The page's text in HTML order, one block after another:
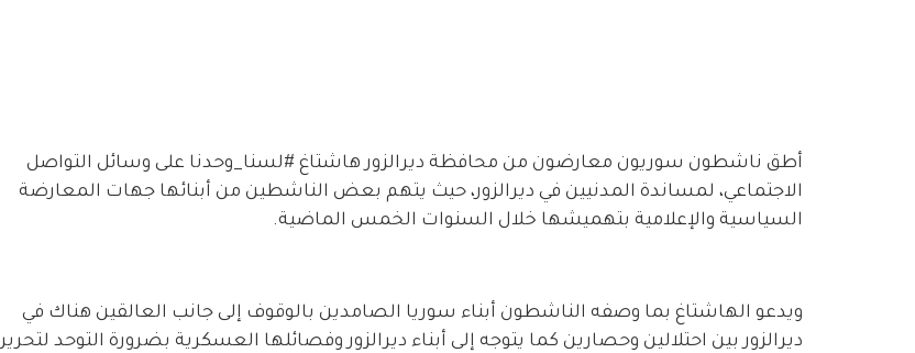
أطق ناشطون سوريون معارضون من محافظة ديرالزور هاشتاغ #‏لسنا_وحدنا على وسائل التواصل
الاجتماعي، لمساندة المدنيين في ديرالزور، حيث يتهم بعض الناشطين من أبنائها جهات المعارضة
السياسية والإعلامية بتهميشها خلال السنوات الخمس الماضية.
ويدعو الهاشتاغ بما وصفه الناشطون أبناء سوريا الصامدين بالوقوف إلى جانب العالقين هناك في
ديرالزور بين احتلالين وحصارين كما يتوجه إلى أبناء ديرالزور وفصائلها العسكرية بضرورة التوحد لتحرير